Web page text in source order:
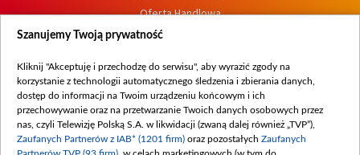
Oferta Handlowa
Dostępność
Procedura zgłoszeń wewnętrznych
Szanujemy Twoją prywatność
Kliknij "Akceptuję i przechodzę do serwisu", aby wyrazić zgody na
korzystanie z technologii automatycznego śledzenia i zbierania danych,
dostęp do informacji na Twoim urządzeniu końcowym i ich
przechowywanie oraz na przetwarzanie Twoich danych osobowych przez
nas, czyli Telewizję Polską S.A. w likwidacji (zwaną dalej również „TVP”),
Zaufanych Partnerów z IAB* (1201 firm) oraz pozostałych Zaufanych